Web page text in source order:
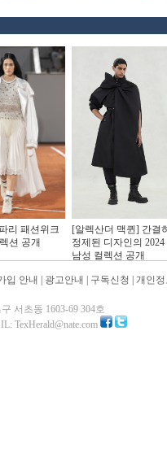
리 패션위크
션 공개
[알렉산더 맥퀸] 간결
정제된 디자인의 2024
남성 컬렉션 공개
입 안내 광고안내 구독신청 개인
서초동 1603-69 304호
TexHerald@nate.com